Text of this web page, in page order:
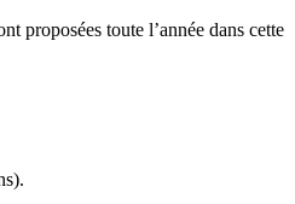
proposées toute l’année dans cette